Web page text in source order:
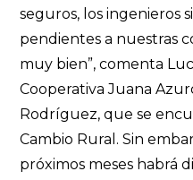
seguros, los ingenieros
pendientes a nuestras
muy bien”, comenta
Cooperativa Juana
Rodríguez, que se
Cambio Rural. Sin
próximos meses habrá